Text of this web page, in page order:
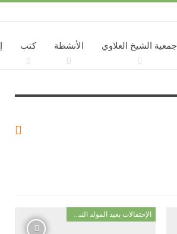
جمعية الشيخ العلاوي الأنشطة كتب
الإحتفالات بعيد المولد النبوي